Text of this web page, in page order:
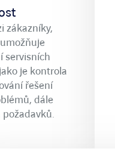
zákazníky,
servisních
je kontrola
řešení
dále